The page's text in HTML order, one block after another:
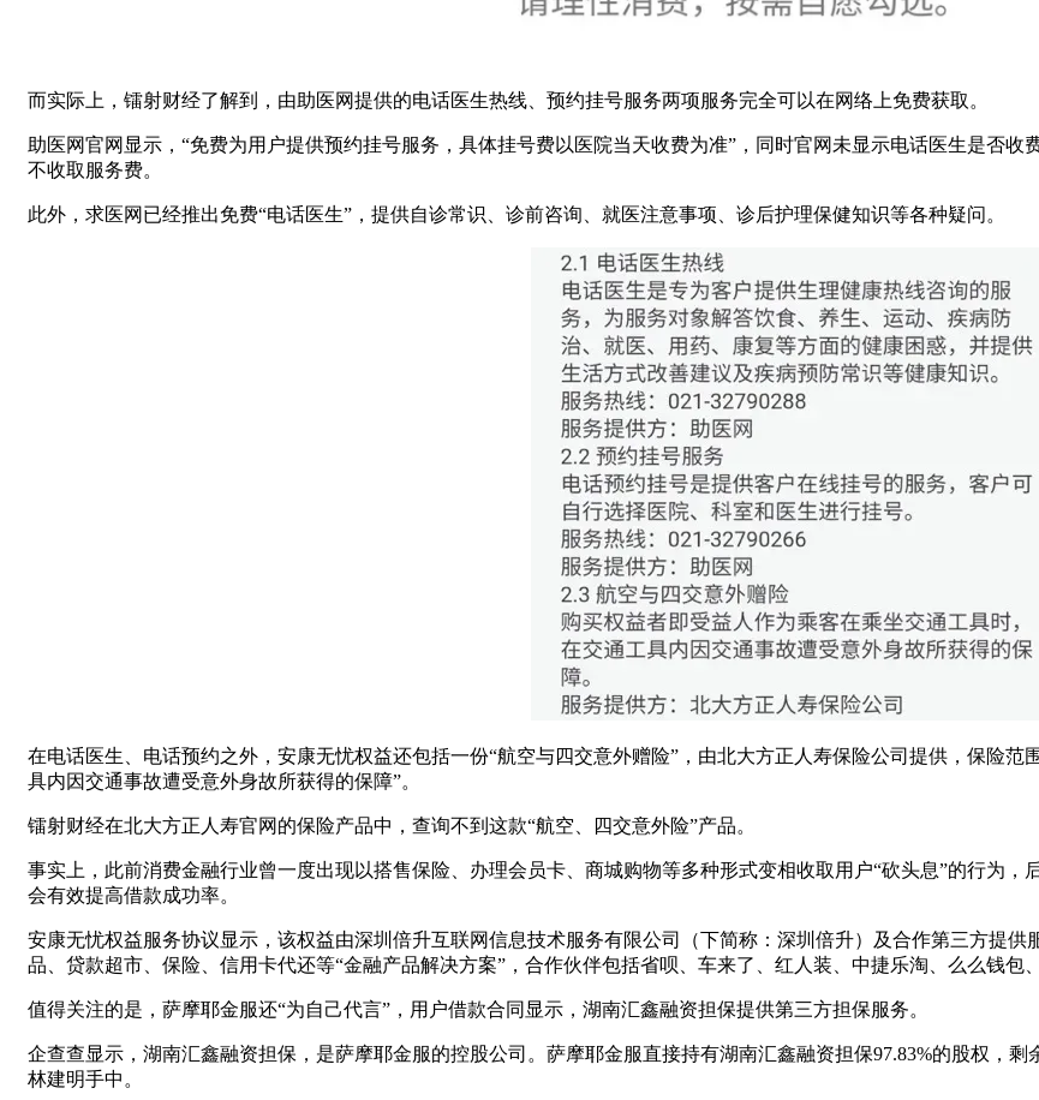
而实际上，镭射财经了解到，由助医网提供的电话医生热线、预约挂号服务两项服务完全可以在网络上免费获取。
助医网官网显示，“免费为用户提供预约挂号服务，具体挂号费以医院当天收费为准”，同时官网未显示电话医生是否
不收取服务费。
此外，求医网已经推出免费“电话医生”，提供自诊常识、诊前咨询、就医注意事项、诊后护理保健知识等各种疑问。
在电话医生、电话预约之外，安康无忧权益还包括一份“航空与四交意外赠险”，由北大方正人寿保险公司提供，保险
具内因交通事故遭受意外身故所获得的保障”。
镭射财经在北大方正人寿官网的保险产品中，查询不到这款“航空、四交意外险”产品。
事实上，此前消费金融行业曾一度出现以搭售保险、办理会员卡、商城购物等多种形式变相收取用户“砍头息”的行为
会有效提高借款成功率。
安康无忧权益服务协议显示，该权益由深圳倍升互联网信息技术服务有限公司（下简称：深圳倍升）及合作第三方提
品、贷款超市、保险、信用卡代还等“金融产品解决方案”，合作伙伴包括省呗、车来了、红人装、中捷乐淘、么么钱包
值得关注的是，萨摩耶金服还“为自己代言”，用户借款合同显示，湖南汇鑫融资担保提供第三方担保服务。
企查查显示，湖南汇鑫融资担保，是萨摩耶金服的控股公司。萨摩耶金服直接持有湖南汇鑫融资担保97.83%的股权，
林建明手中。